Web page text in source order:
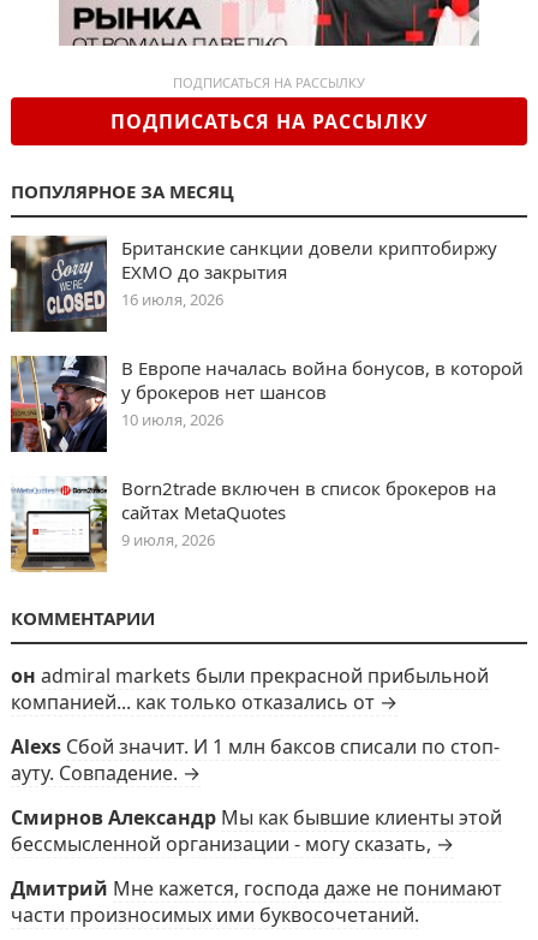
ПОДПИСАТЬСЯ НА РАССЫЛКУ
ПОДПИСАТЬСЯ НА РАССЫЛКУ
ПОПУЛЯРНОЕ ЗА МЕСЯЦ
Британские санкции довели криптобиржу
EXMO до закрытия
16 июля, 2026
В Европе началась война бонусов, в которой
у брокеров нет шансов
10 июля, 2026
Born2trade включен в список брокеров на
сайтах MetaQuotes
9 июля, 2026
КОММЕНТАРИИ
он admiral markets были прекрасной прибыльной
компанией... как только отказались от →
Alexs Сбой значит. И 1 млн баксов списали по стоп-
ауту. Совпадение. →
Смирнов Александр Мы как бывшие клиенты этой
бессмысленной организации - могу сказать, →
Дмитрий Мне кажется, господа даже не понимают
части произносимых ими буквосочетаний.